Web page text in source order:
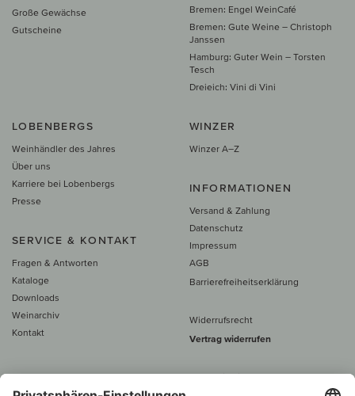
Große Gewächse
Gutscheine
Bremen: Engel WeinCafé
Bremen: Gute Weine – Christoph
Janssen
Hamburg: Guter Wein – Torsten
Tesch
Dreieich: Vini di Vini
LOBENBERGS
Weinhändler des Jahres
Über uns
Karriere bei Lobenbergs
Presse
SERVICE & KONTAKT
Fragen & Antworten
Kataloge
Downloads
Weinarchiv
Kontakt
WINZER
Winzer A–Z
INFORMATIONEN
Versand & Zahlung
Datenschutz
Impressum
AGB
Barrierefreiheitserklärung
Widerrufsrecht
Vertrag widerrufen
Alle Preise inkl. MwSt., zzgl. 5 €
60 € versand­kosten­